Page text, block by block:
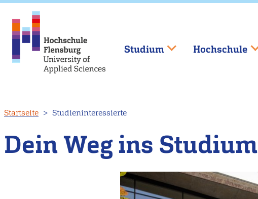
zum
Inhalt
Studium Hochschule
Startseite Studieninteressierte
Dein Weg ins Studium